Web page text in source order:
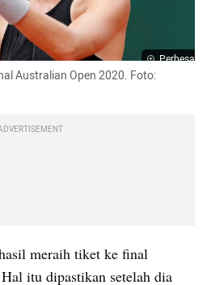
Perbesar
Australian Open 2020. Foto:
meraih tiket ke final
itu dipastikan setelah dia